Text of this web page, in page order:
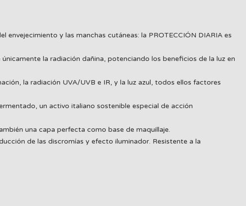
envejecimiento y las manchas cutáneas: la PROTECCIÓN DIARIA es
la radiación dañina, potenciando los beneficios de la luz en
la radiación UVA/UVB e IR, y la luz azul, todos ellos factores
un activo italiano sostenible especial de acción
una capa perfecta como base de maquillaje.
de las discromías y efecto iluminador. Resistente a la